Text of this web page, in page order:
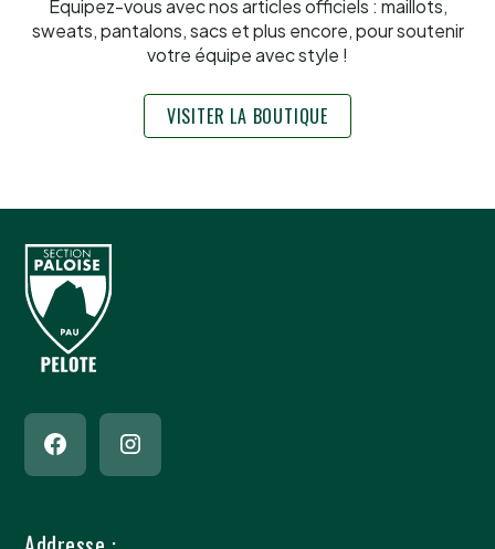
Équipez-vous avec nos articles officiels : maillots,
sweats, pantalons, sacs et plus encore, pour soutenir
votre équipe avec style !
VISITER LA BOUTIQUE